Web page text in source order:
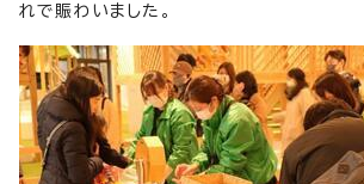
れで賑わいました。